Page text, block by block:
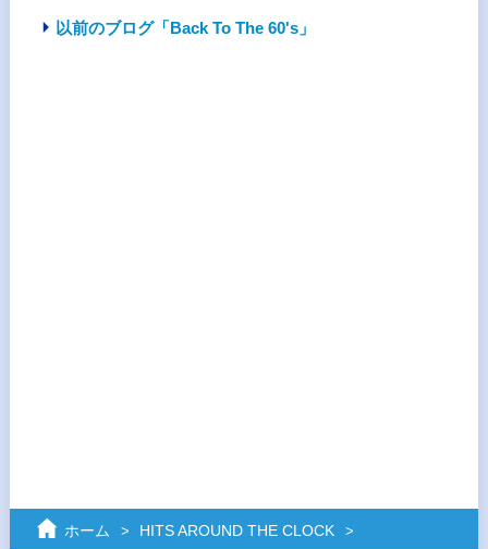
以前のブログ「Back To The 60's」
ホーム HITS AROUND THE CLOCK